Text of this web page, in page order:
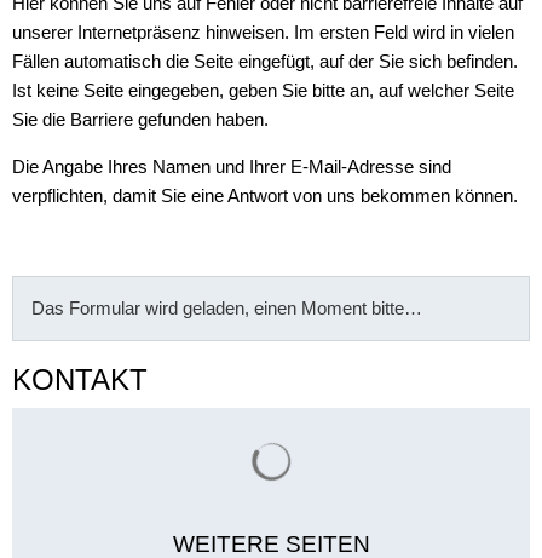
unserer Internetpräsenz hinweisen. Im ersten Feld wird in vielen
Fällen automatisch die Seite eingefügt, auf der Sie sich befinden.
Ist keine Seite eingegeben, geben Sie bitte an, auf welcher Seite
Sie die Barriere gefunden haben.
Die Angabe Ihres Namen und Ihrer E-Mail-Adresse sind
verpflichten, damit Sie eine Antwort von uns bekommen können.
Das Formular wird geladen, einen Moment bitte…
KONTAKT
WEITERE SEITEN